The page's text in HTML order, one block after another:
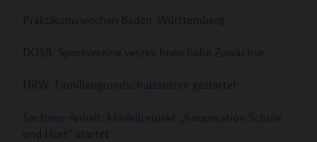
Praktikumswochen Baden-Württemberg
DOSB: Sportvereine verzeichnen hohe Zuwächse
NRW: Familiengrundschulzentren gestartet
Sachsen-Anhalt: Modellprojekt „Kooperation Schule
und Hort“ startet